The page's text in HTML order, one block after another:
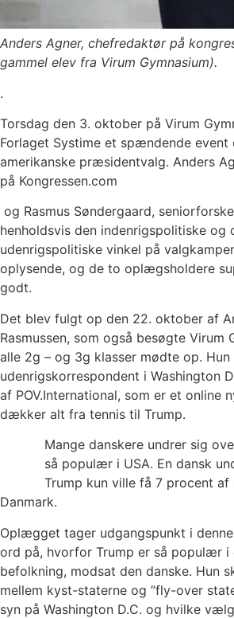
Anders Agner, chefredaktør på
gammel elev fra Virum Gymnasium).
.
Torsdag den 3. oktober på Virum
Forlaget Systime et spændende
amerikanske præsidentvalg. Anders
på Kongressen.com
og Rasmus Søndergaard,
henholdsvis den indenrigspolitiske og
udenrigspolitiske vinkel på
oplysende, og de to oplægsholdere
godt.
Det blev fulgt op den 22. oktober af
Rasmussen, som også besøgte Virum
alle 2g – og 3g klasser mødte op. Hun
udenrigskorrespondent i Washington
af POV.International, som er et online
dækker alt fra tennis til Trump.
Mange danskere undrer sig
så populær i USA. En dansk
Trump kun ville få 7 procent af
Danmark.
Oplægget tager udgangspunkt i
ord på, hvorfor Trump er så populær i
befolkning, modsat den danske. Hun
mellem kyst-staterne og ”fly-over
syn på Washington D.C. og hvilke